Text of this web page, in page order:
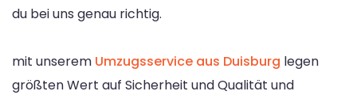
du bei uns genau richtig.
mit unserem Umzugsservice aus Duisburg legen
größten Wert auf Sicherheit und Qualität und